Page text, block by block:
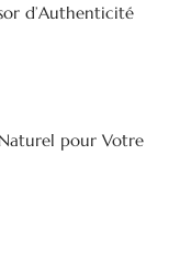
d’Authenticité
Naturel pour Votre